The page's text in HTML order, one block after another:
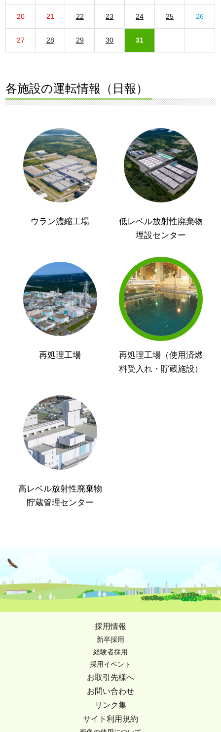
20 21 22 23 24 25 26
27 28 29 30 31
各施設の運転情報（日報）
ウラン濃縮工場
低レベル放射性廃棄物
埋設センター
再処理工場
再処理工場（使用済燃
料受入れ・貯蔵施設）
高レベル放射性廃棄物
貯蔵管理センター
採用情報
新卒採用
経験者採用
採用イベント
お取引先様へ
お問い合わせ
リンク集
サイト利用規約